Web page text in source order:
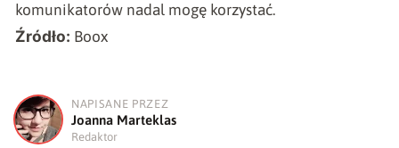
komunikatorów nadal mogę korzystać.
Źródło: Boox
J
NAPISANE PRZEZ
Joanna Marteklas
Redaktor